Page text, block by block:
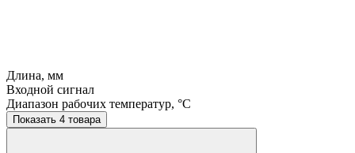
Длина, мм
Входной сигнал
Диапазон рабочих температур, °C
Показать 4 товара